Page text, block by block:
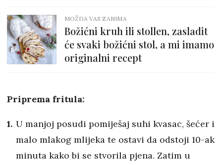
MOŽDA VAS ZANIMA
Božićni kruh ili stollen, zasladit
će svaki božićni stol, a mi imamo
originalni recept
Priprema fritula:
U manjoj posudi pomiješaj suhi kvasac, šećer i
malo mlakog mlijeka te ostavi da odstoji 10-ak
minuta kako bi se stvorila pjena. Zatim u